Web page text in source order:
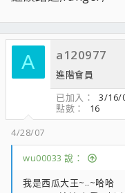
A a120977
進階會員
已加入
3/16/
點數
16
4/28/07
wu00033 說：
我是西瓜大王~..~哈哈